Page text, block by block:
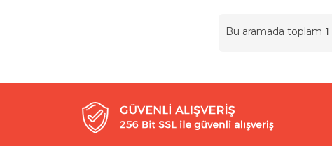
Bu aramada toplam 1